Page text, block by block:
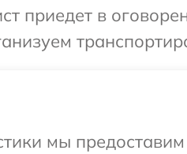
приедет в
мы